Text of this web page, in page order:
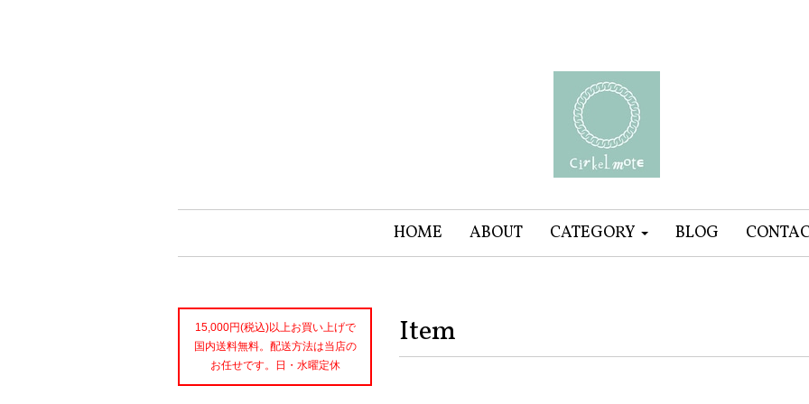
HOME ABOUT CATEGORY BLOG
Item
15,000円(税込)以上お買い上げで
国内送料無料。配送方法は当店の
お任せです。日・水曜定休